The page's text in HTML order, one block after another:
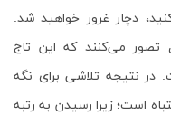
دچار غرور خواهید شد.
تصور می‌کنند که این تاج
در نتیجه تلاشی برای نگه
است؛ زیرا رسیدن به رتبه